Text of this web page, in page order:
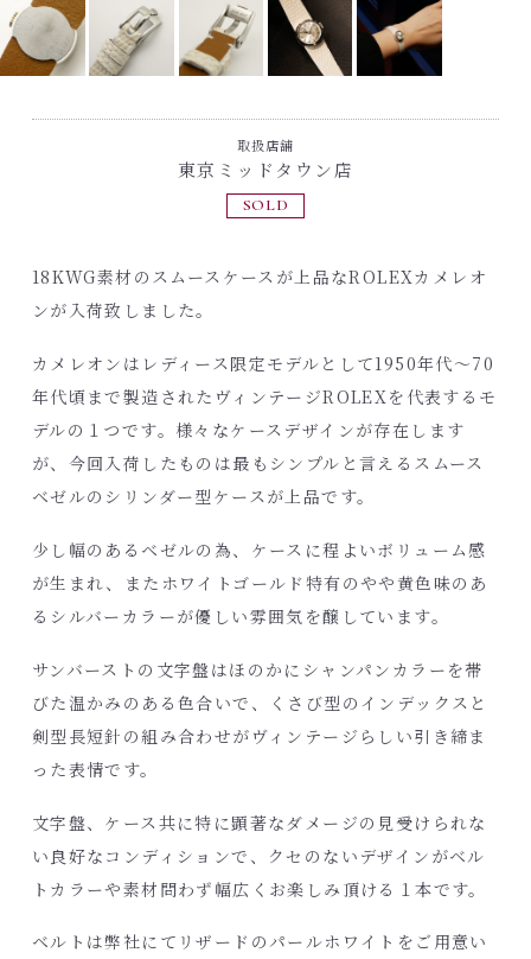
取扱店舗
東京ミッドタウン店
SOLD
18KWG素材のスムースケースが上品なROLEXカメレオ
ンが入荷致しました。
カメレオンはレディース限定モデルとして1950年代～70
年代頃まで製造されたヴィンテージROLEXを代表するモ
デルの１つです。様々なケースデザインが存在します
が、今回入荷したものは最もシンプルと言えるスムース
ベゼルのシリンダー型ケースが上品です。
少し幅のあるベゼルの為、ケースに程よいボリューム感
が生まれ、またホワイトゴールド特有のやや黄色味のあ
るシルバーカラーが優しい雰囲気を醸しています。
サンバーストの文字盤はほのかにシャンパンカラーを帯
びた温かみのある色合いで、くさび型のインデックスと
剣型長短針の組み合わせがヴィンテージらしい引き締ま
った表情です。
文字盤、ケース共に特に顕著なダメージの見受けられな
い良好なコンディションで、クセのないデザインがベル
トカラーや素材問わず幅広くお楽しみ頂ける１本です。
ベルトは弊社にてリザードのパールホワイトをご用意い